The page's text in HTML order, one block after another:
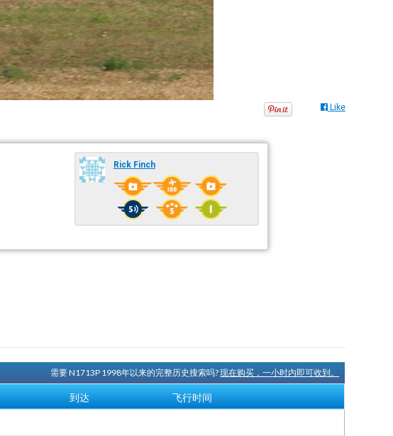
Like
Rick Finch
需要 N1713P 1998年以来的完整历史搜索吗?现在购买，一小时内即可收到。
到达 飞行时间